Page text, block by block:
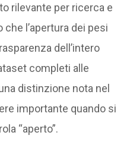
rilevante per ricerca e
l’apertura dei pesi
dell’intero
completi alle
distinzione nota nel
importante quando si
“aperto”.